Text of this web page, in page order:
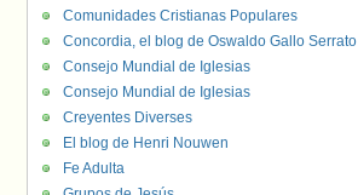
Comunidades Cristianas Populares
Concordia, el blog de Oswaldo Gallo Serrato
Consejo Mundial de Iglesias
Consejo Mundial de Iglesias
Creyentes Diverses
El blog de Henri Nouwen
Fe Adulta